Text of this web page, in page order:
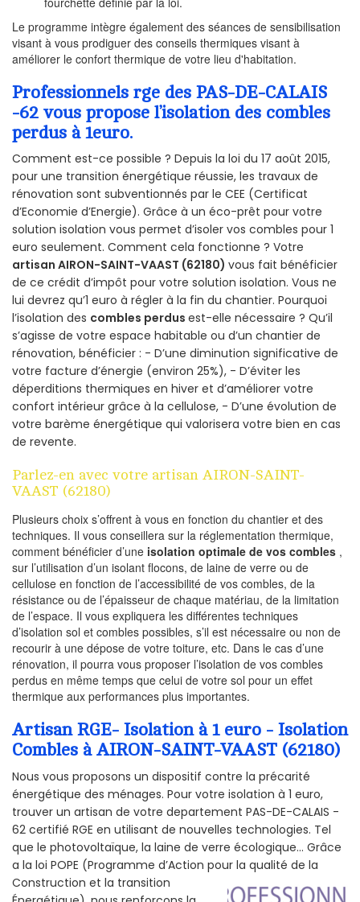
Le programme intègre également des séances de sensibilisation
visant à vous prodiguer des conseils thermiques visant à
améliorer le confort thermique de votre lieu d'habitation.
Professionnels rge des PAS-DE-CALAIS
-62 vous propose l’isolation des combles
perdus à 1euro.
Comment est-ce possible ? Depuis la loi du 17 août 2015,
pour une transition énergétique réussie, les travaux de
rénovation sont subventionnés par le CEE (Certificat
d’Economie d’Energie). Grâce à un éco-prêt pour votre
solution isolation vous permet d’isoler vos combles pour 1
euro seulement. Comment cela fonctionne ? Votre
artisan AIRON-SAINT-VAAST (62180) vous fait bénéficier
de ce crédit d’impôt pour votre solution isolation. Vous ne
lui devrez qu’1 euro à régler à la fin du chantier. Pourquoi
l’isolation des combles perdus est-elle nécessaire ? Qu’il
s’agisse de votre espace habitable ou d’un chantier de
rénovation, bénéficier : - D’une diminution significative de
votre facture d’énergie (environ 25%), - D’éviter les
déperditions thermiques en hiver et d’améliorer votre
confort intérieur grâce à la cellulose, - D’une évolution de
votre barème énergétique qui valorisera votre bien en cas
de revente.
Parlez-en avec votre artisan AIRON-SAINT-
VAAST (62180)
Plusieurs choix s’offrent à vous en fonction du chantier et des
techniques. Il vous conseillera sur la réglementation thermique,
comment bénéficier d’une isolation optimale de vos combles ,
sur l’utilisation d’un isolant flocons, de laine de verre ou de
cellulose en fonction de l’accessibilité de vos combles, de la
résistance ou de l’épaisseur de chaque matériau, de la limitation
de l’espace. Il vous expliquera les différentes techniques
d’isolation sol et combles possibles, s’il est nécessaire ou non de
recourir à une dépose de votre toiture, etc. Dans le cas d’une
rénovation, il pourra vous proposer l’isolation de vos combles
perdus en même temps que celui de votre sol pour un effet
thermique aux performances plus importantes.
Artisan RGE- Isolation à 1 euro - Isolation
Combles à AIRON-SAINT-VAAST (62180)
Nous vous proposons un dispositif contre la précarité
énergétique des ménages. Pour votre isolation à 1 euro,
trouver un artisan de votre departement PAS-DE-CALAIS -
62 certifié RGE en utilisant de nouvelles technologies. Tel
que le photovoltaïque, la laine de verre écologique... Grâce
a la loi POPE (Programme d’Action pour la qualité de la
Construction et la transition